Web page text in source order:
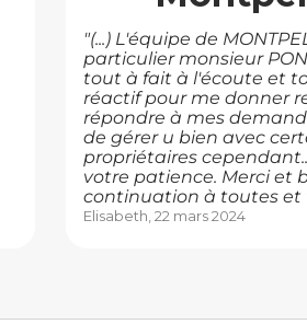
"(...) L'équipe de
particulier monsieur
tout à fait à l'écoute et
réactif pour me donner
répondre à mes
de gérer u bien avec
propriétaires
votre patience. Merci et
continuation à toutes et
Elisabeth, 22 mars 2024